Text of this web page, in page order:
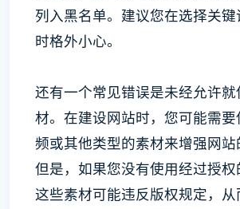
列入黑名单。建议您在选择关
时格外小心。
还有一个常见错误是未经允许
材。在建设网站时，您可能需
频或其他类型的素材来增强网站
但是，如果您没有使用经过授
这些素材可能违反版权规定，